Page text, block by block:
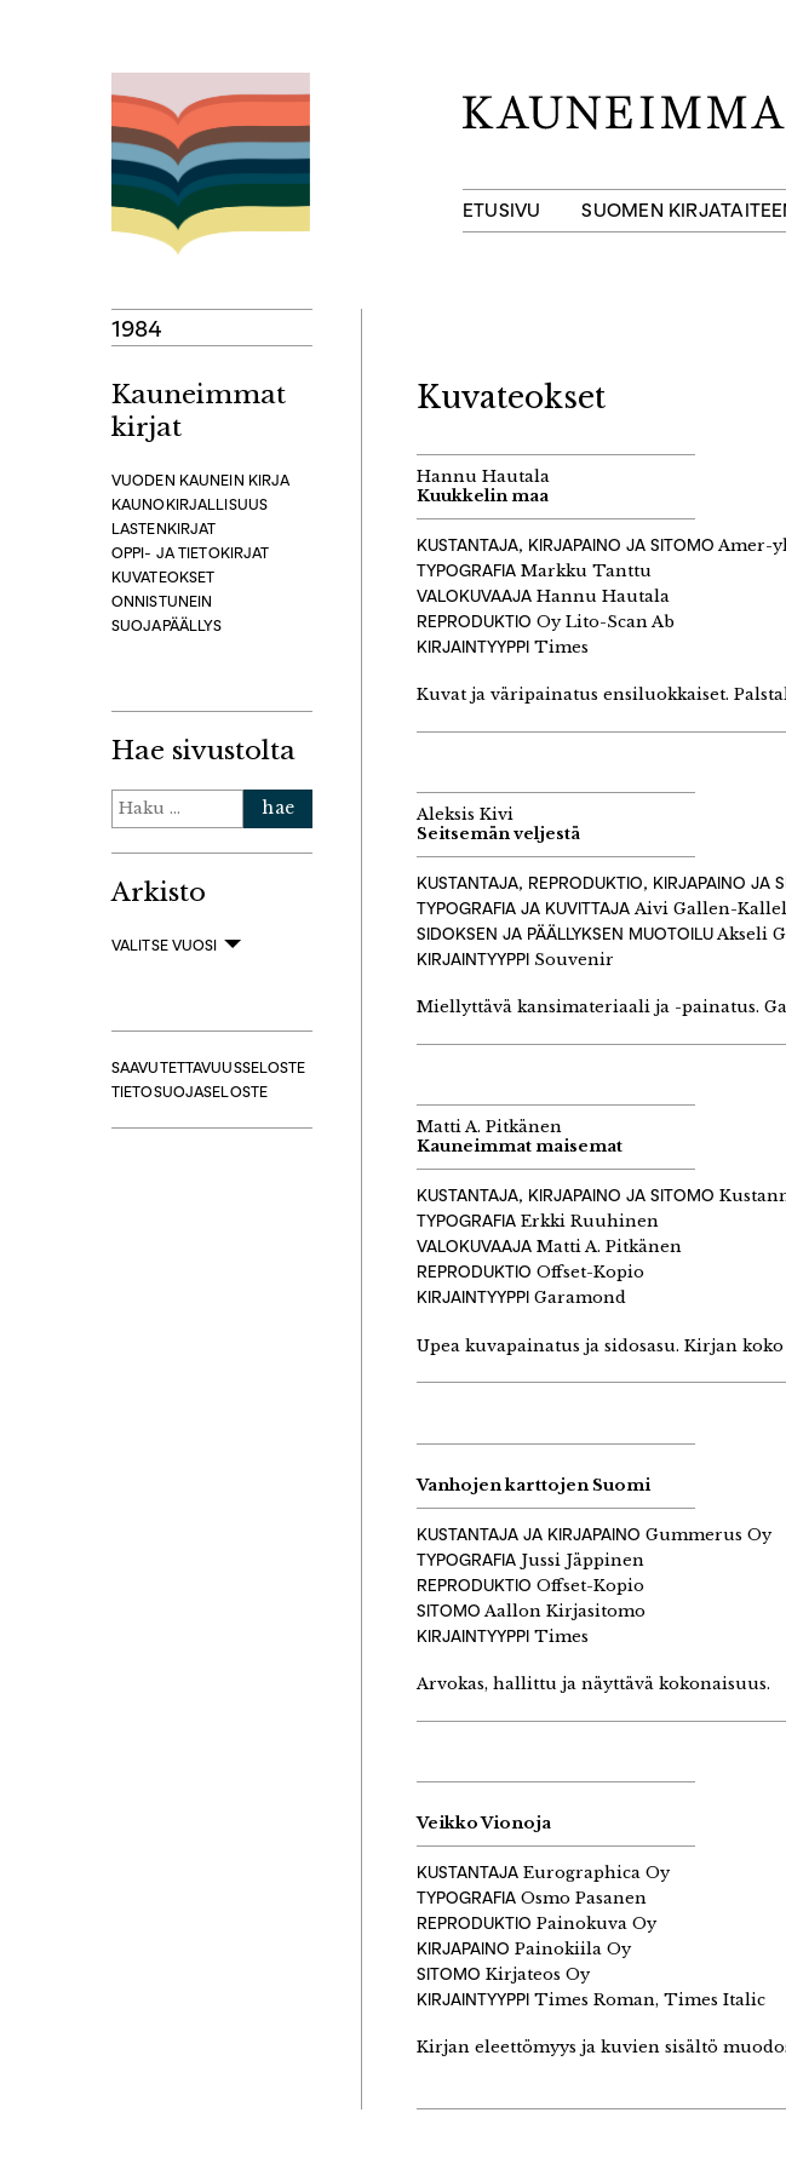
sisältöön
ETUSIVU SUOMEN
1984
Kauneimmat
kirjat
VUODEN KAUNEIN KIRJA
KAUNOKIRJALLISUUS
LASTENKIRJAT
OPPI- JA TIETOKIRJAT
KUVATEOKSET
ONNISTUNEIN
SUOJAPÄÄLLYS
Hae sivustolta
Haku:
Arkisto
VALITSE VUOSI
SAAVUTETTAVUUSSELOSTE
TIETOSUOJASELOSTE
Kuvateokset
Hannu Hautala
Kuukkelin maa
KUSTANTAJA, KIRJAPAINO JA SITOMOAmer-
TYPOGRAFIA Markku Tanttu
VALOKUVAAJA Hannu Hautala
REPRODUKTIO Oy Lito-Scan Ab
KIRJAINTYYPPI Times
Kuvat ja väripainatus ensiluokkaiset.
Aleksis Kivi
Seitsemän veljestä
KUSTANTAJA, REPRODUKTIO, KIRJAPAINO JA
TYPOGRAFIA JA KUVITTAJA Aivi Gallen-
SIDOKSEN JA PÄÄLLYKSEN MUOTOILUAkseli
KIRJAINTYYPPI Souvenir
Miellyttävä kansimateriaali ja -painatus.
Matti A. Pitkänen
Kauneimmat maisemat
KUSTANTAJA, KIRJAPAINO JA SITOMO
TYPOGRAFIA Erkki Ruuhinen
VALOKUVAAJA Matti A. Pitkänen
REPRODUKTIO Offset-Kopio
KIRJAINTYYPPI Garamond
Upea kuvapainatus ja sidosasu. Kirjan
Vanhojen karttojen Suomi
KUSTANTAJA JA KIRJAPAINO Gummerus Oy
TYPOGRAFIA Jussi Jäppinen
REPRODUKTIO Offset-Kopio
SITOMOAallon Kirjasitomo
KIRJAINTYYPPI Times
Arvokas, hallittu ja näyttävä kokonaisuus.
Veikko Vionoja
KUSTANTAJA Eurographica Oy
TYPOGRAFIA Osmo Pasanen
REPRODUKTIO Painokuva Oy
KIRJAPAINO Painokiila Oy
SITOMO Kirjateos Oy
KIRJAINTYYPPI Times Roman, Times Italic
Kirjan eleettömyys ja kuvien sisältö